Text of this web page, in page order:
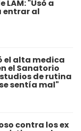
LAM: "Usó a
entrar al
el alta medica
el Sanatorio
de rutina
sentía mal"
contra los ex